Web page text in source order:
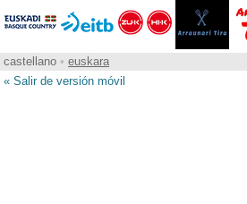
castellano • euskara
« Salir de versión móvil